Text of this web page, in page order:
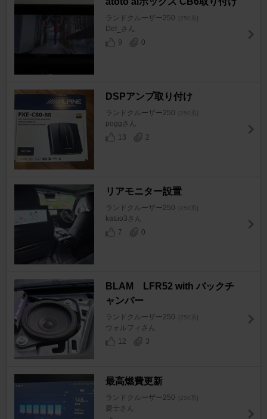
ランドクルーザー250 [250系]
Def_さん
9
0
DSPアンプ取り付け
ランドクルーザー250 [250系]
poggさん
13
2
リアモニター設置
ランドクルーザー250 [250系]
katuo3さん
7
0
BLAM LFR52 with バックチ
ャンバー
ランドクルーザー250 [250系]
ウォルフィさん
12
3
最高燃費更新
ランドクルーザー250 [250系]
慶士さん